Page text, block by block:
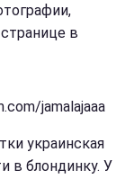
в
jamalajaaa
украинская
в блондинку. У